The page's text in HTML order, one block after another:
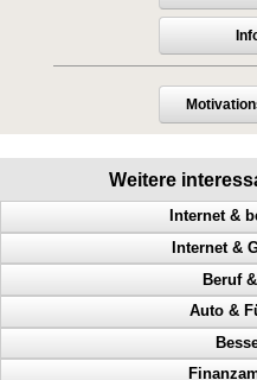
Weitere
Internet &
Abmahnungen,
Mehr Kunden ansprechen,
Umsatzsteigerung, Abmahnung,
Suchmaschinenoptimierung,
Internet &
Internetspezialist, Profit, online
Internet Marketing, mehr
Gewinn machen, Ebay,
Network Marketing, MLM,
Beruf
Bekanntheitsgrad, Online PR,
Geld scheffeln, Geld verdienen
Auto &
Geschwindigkeitsübertretungen,